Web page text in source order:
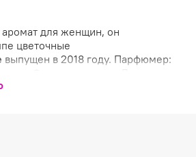
аромат для женщин, он
цветочные
выпущен в 2018 году. Парфюмер:
средние ноты: Маракуйя,